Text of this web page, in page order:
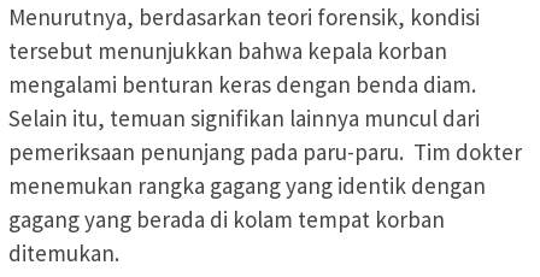
Menurutnya, berdasarkan teori forensik, kondisi
tersebut menunjukkan bahwa kepala korban
mengalami benturan keras dengan benda diam.
Selain itu, temuan signifikan lainnya muncul dari
pemeriksaan penunjang pada paru-paru. Tim dokter
menemukan rangka gagang yang identik dengan
gagang yang berada di kolam tempat korban
ditemukan.